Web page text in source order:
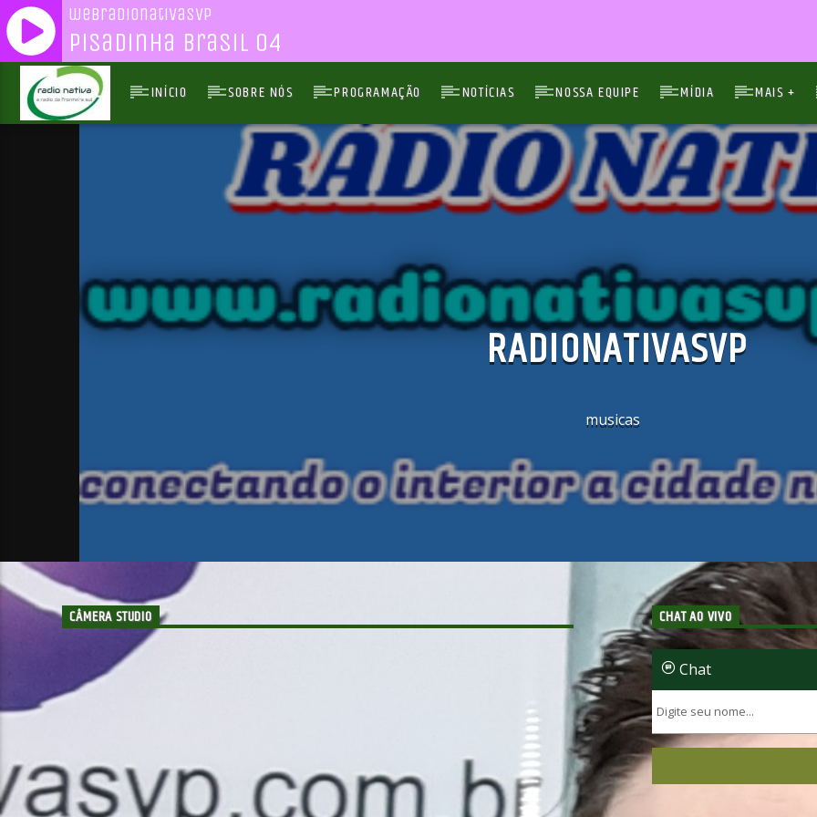
webradionativasvp
Pisadinha Brasil 04